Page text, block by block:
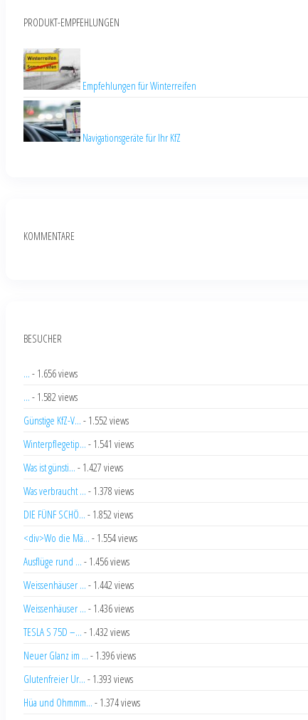
PRODUKT-EMPFEHLUNGEN
Empfehlungen für Winterreifen
Navigationsgeräte für Ihr KfZ
KOMMENTARE
BESUCHER
... - 1.656 views
... - 1.582 views
Günstige KfZ-V... - 1.552 views
Winterpflegetip... - 1.541 views
Was ist günsti... - 1.427 views
Was verbraucht ... - 1.378 views
DIE FÜNF SCHÖ... - 1.852 views
<div>Wo die Mä... - 1.554 views
Ausflüge rund ... - 1.456 views
Weissenhäuser ... - 1.442 views
Weissenhäuser ... - 1.436 views
TESLA S 75D –... - 1.432 views
Neuer Glanz im ... - 1.396 views
Glutenfreier Ur... - 1.393 views
Hüa und Ohmmm... - 1.374 views